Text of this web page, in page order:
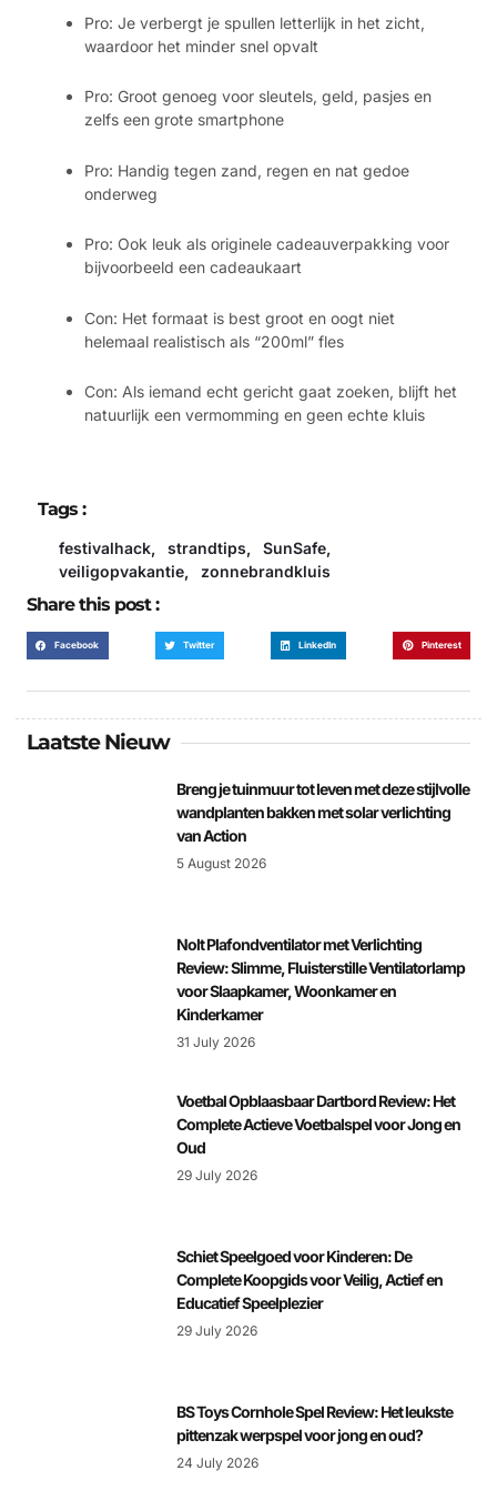
Pro: Je verbergt je spullen letterlijk in het zicht,
waardoor het minder snel opvalt
Pro: Groot genoeg voor sleutels, geld, pasjes en
zelfs een grote smartphone
Pro: Handig tegen zand, regen en nat gedoe
onderweg
Pro: Ook leuk als originele cadeauverpakking voor
bijvoorbeeld een cadeaukaart
Con: Het formaat is best groot en oogt niet
helemaal realistisch als “200ml” fles
Con: Als iemand echt gericht gaat zoeken, blijft het
natuurlijk een vermomming en geen echte kluis
festivalhack, strandtips, SunSafe,
veiligopvakantie, zonnebrandkluis
Tags :
Share this post :
Facebook Twitter LinkedIn Pinterest
Laatste Nieuw
Breng je tuinmuur tot leven met deze stijlvolle
wandplanten bakken met solar verlichting
van Action
5 August 2026
Nolt Plafondventilator met Verlichting
Review: Slimme, Fluisterstille Ventilatorlamp
voor Slaapkamer, Woonkamer en
Kinderkamer
31 July 2026
Voetbal Opblaasbaar Dartbord Review: Het
Complete Actieve Voetbalspel voor Jong en
Oud
29 July 2026
Schiet Speelgoed voor Kinderen: De
Complete Koopgids voor Veilig, Actief en
Educatief Speelplezier
29 July 2026
BS Toys Cornhole Spel Review: Het leukste
pittenzak werpspel voor jong en oud?
24 July 2026